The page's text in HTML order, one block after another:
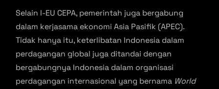
Selain I-EU CEPA, pemerintah juga bergabung
dalam kerjasama ekonomi Asia Pasifik (APEC).
Tidak hanya itu, keterlibatan Indonesia dalam
perdagangan global juga ditandai dengan
bergabungnya Indonesia dalam organisasi
perdagangan internasional yang bernama World